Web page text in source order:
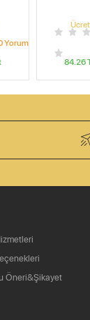
Yorum
84.26
Öneri&Şikayet